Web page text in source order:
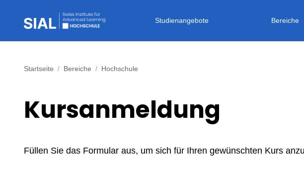
Studienangebote Bereiche
Startseite Bereiche Hochschule
Kursanmeldung
Füllen Sie das Formular aus, um sich für Ihren gewünschten Kurs